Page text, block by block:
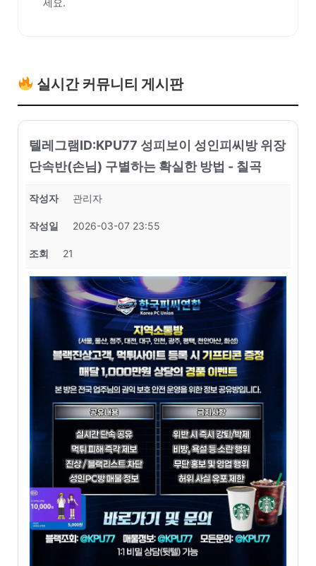
세요.
실시간 커뮤니티 게시판
텔레그램ID:KPU77 성피보이 성인피씨방 위장
단속반(손님) 구별하는 확실한 방법 - 칠곡
작성자 관리자
작성일 2026-03-07 23:55
조회 21